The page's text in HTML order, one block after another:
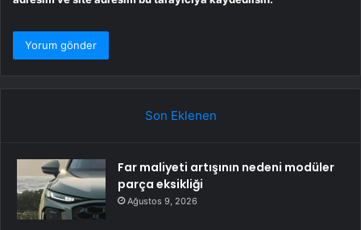
Son Eklenen
Far maliyeti artışının nedeni modüler
parça eksikliği
Ağustos 9, 2026